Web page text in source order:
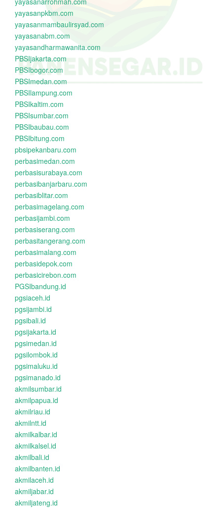
yayasanpkbm.com
yayasanmambaulirsyad.com
yayasanabm.com
yayasandharmawanita.com
PBSIjakarta.com
PBSIbogor.com
PBSImedan.com
PBSIlampung.com
PBSIkaltim.com
PBSIsumbar.com
PBSIbaubau.com
PBSIbitung.com
pbsipekanbaru.com
perbasimedan.com
perbasisurabaya.com
perbasibanjarbaru.com
perbasiblitar.com
perbasimagelang.com
perbasijambi.com
perbasiserang.com
perbasitangerang.com
perbasimalang.com
perbasidepok.com
perbasicirebon.com
PGSIbandung.id
pgsiaceh.id
pgsijambi.id
pgsibali.id
pgsijakarta.id
pgsimedan.id
pgsilombok.id
pgsimaluku.id
pgsimanado.id
akmilsumbar.id
akmilpapua.id
akmilriau.id
akmilntt.id
akmilkalbar.id
akmilkalsel.id
akmilbali.id
akmilbanten.id
akmilaceh.id
akmiljabar.id
akmiljateng.id